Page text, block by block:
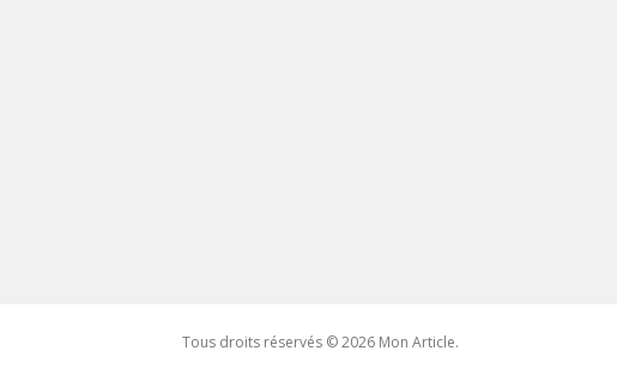
Tous droits réservés © 2026 Mon Article.